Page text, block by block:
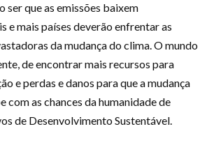
ser que as emissões baixem
e mais países deverão enfrentar as
da mudança do clima. O mundo
de encontrar mais recursos para
e perdas e danos para que a mudança
com as chances da humanidade de
de Desenvolvimento Sustentável.